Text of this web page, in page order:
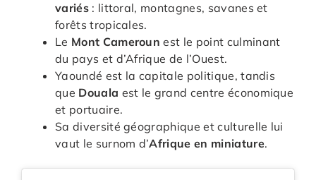
variés: littoral, montagnes, savanes et
forêts tropicales.
Le Mont Cameroun est le point culminant
du pays et d’Afrique de l’Ouest.
Yaoundé est la capitale politique, tandis
que Douala est le grand centre économique
et portuaire.
Sa diversité géographique et culturelle lui
vaut le surnom d’Afrique en miniature.